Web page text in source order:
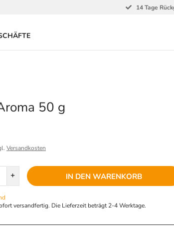
14 Tage
50 g
Versandkosten
+ IN DEN WARENKORB
versandfertig. Die Lieferzeit beträgt 2-4 Werktage.